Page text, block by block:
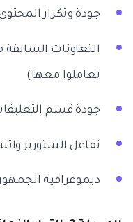
جودة وتكرار المحتوى
التعاونات
تعاملوا معها)
جودة قسم
تفاعل الستوريز
ديموغرافية